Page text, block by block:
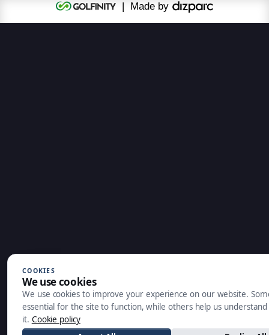
| Made by
COOKIES
We use cookies
We use cookies to improve your experience on our website.
essential for the site to function, while others help us
it. Cookie policy